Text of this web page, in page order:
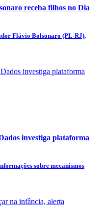
receba filhos no Dia
Flávio Bolsonaro (PL-RJ),
investiga plataforma
sobre mecanismos